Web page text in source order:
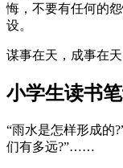
悔，不要有任何的
设。
谋事在天，成事在
小学生读书
“雨水是怎样形成的
们有多远?”……